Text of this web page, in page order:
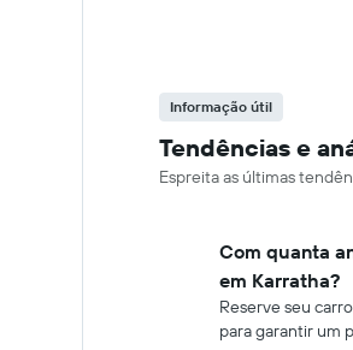
Informação útil
Tendências e
Espreita as últimas
Com quanta
em Karratha?
Reserve seu
para garantir um